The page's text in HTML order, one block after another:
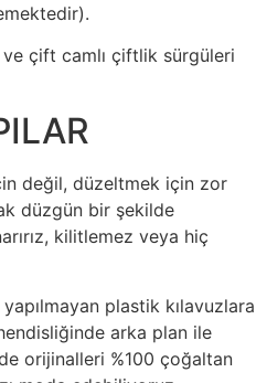
çift camlı çiftlik sürgüleri
değil, düzeltmek için zor
düzgün bir şekilde
kilitlemez veya hiç
plastik kılavuzlara
arka plan ile
orijinalleri %100 çoğaltan